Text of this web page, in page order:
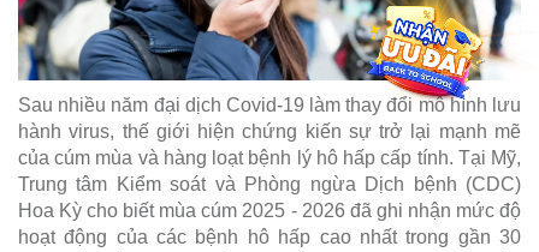
Sau nhiều năm đại dịch Covid-19 làm thay đổi mô hình lưu
hành virus, thế giới hiện chứng kiến sự trở lại mạnh mẽ
của cúm mùa và hàng loạt bệnh lý hô hấp cấp tính. Tại Mỹ,
Trung tâm Kiểm soát và Phòng ngừa Dịch bệnh (CDC)
Hoa Kỳ cho biết mùa cúm 2025 - 2026 đã ghi nhận mức độ
hoạt động của các bệnh hô hấp cao nhất trong gần 30